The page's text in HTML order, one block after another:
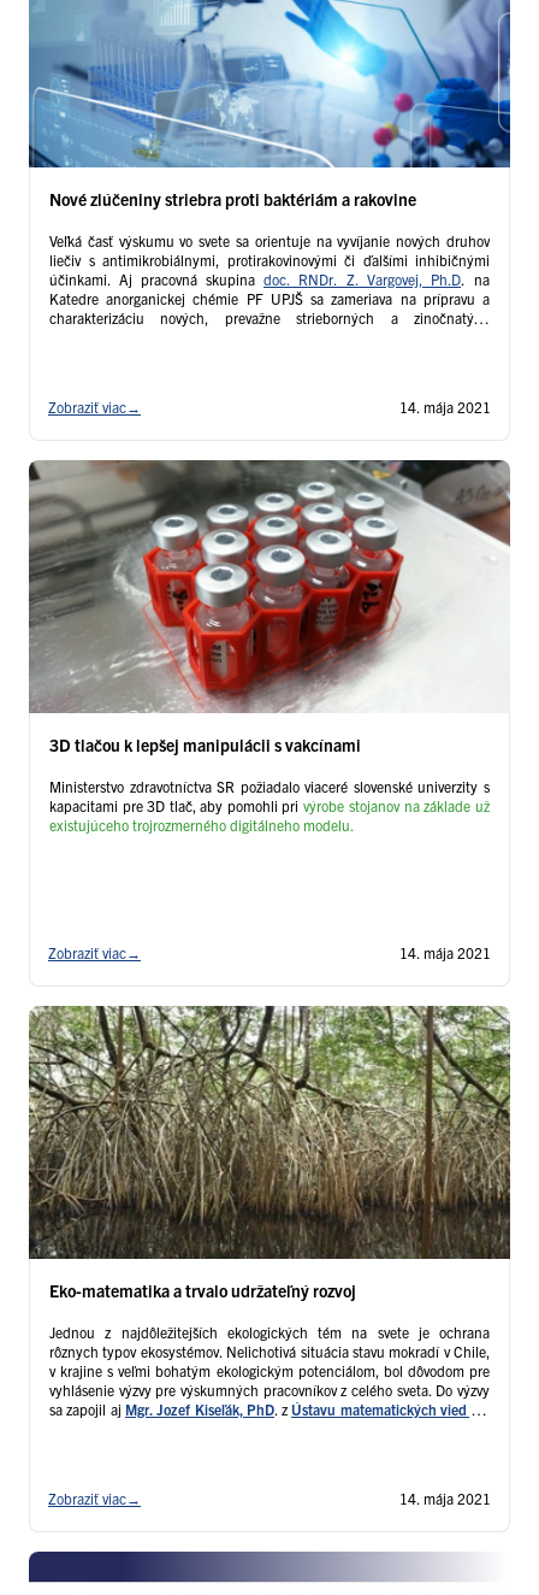
Nové zlúčeniny striebra proti baktériám a rakovine
Veľká časť výskumu vo svete sa orientuje na vyvíjanie nových druhov
liečiv s antimikrobiálnymi, protirakovinovými či ďalšími inhibičnými
účinkami. Aj pracovná skupina doc. RNDr. Z. Vargovej, Ph.D. na
Katedre anorganickej chémie PF UPJŠ sa zameriava na prípravu a
charakterizáciu nových, prevažne strieborných a zinočnatých
Zobraziť viac→ 14. mája 2021
3D tlačou k lepšej manipulácii s vakcínami
Ministerstvo zdravotníctva SR požiadalo viaceré slovenské univerzity s
kapacitami pre 3D tlač, aby pomohli pri výrobe stojanov na základe už
existujúceho trojrozmerného digitálneho modelu.
Zobraziť viac→ 14. mája 2021
Eko-matematika a trvalo udržateľný rozvoj
Jednou z najdôležitejších ekologických tém na svete je ochrana
rôznych typov ekosystémov. Nelichotivá situácia stavu mokradí v Chile,
v krajine s veľmi bohatým ekologickým potenciálom, bol dôvodom pre
vyhlásenie výzvy pre výskumných pracovníkov z celého sveta. Do výzvy
sa zapojil aj Mgr. Jozef Kiseľák, PhD. z Ústavu matematických vied PF
Zobraziť viac→ 14. mája 2021